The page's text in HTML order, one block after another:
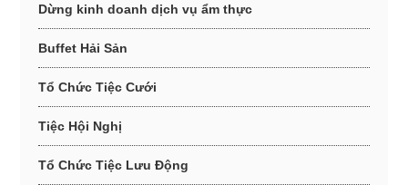
Dừng kinh doanh dịch vụ ẩm thực
Buffet Hải Sản
Tổ Chức Tiệc Cưới
Tiệc Hội Nghị
Tổ Chức Tiệc Lưu Động